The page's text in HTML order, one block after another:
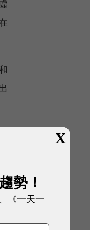
X
勢！
《一天一